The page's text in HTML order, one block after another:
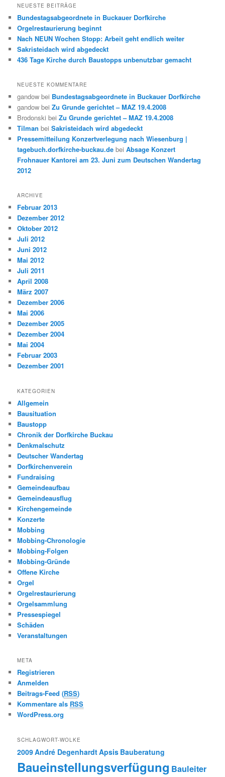
NEUESTE BEITRÄGE
Bundestagsabgeordnete in Buckauer Dorfkirche
Orgelrestaurierung beginnt
Nach NEUN Wochen Stopp: Arbeit geht endlich weiter
Sakristeidach wird abgedeckt
436 Tage Kirche durch Baustopps unbenutzbar gemacht
NEUESTE KOMMENTARE
gandow bei Bundestagsabgeordnete in Buckauer Dorfkirche
gandow beiZu Grunde gerichtet – MAZ 19.4.2008
Brodonski beiZu Grunde gerichtet – MAZ 19.4.2008
Tilman beiSakristeidach wird abgedeckt
Pressemitteilung Konzertverlegung nach Wiesenburg |
tagebuch.dorfkirche-buckau.de beiAbsage Konzert
Frohnauer Kantorei am 23. Juni zum Deutschen Wandertag
2012
ARCHIVE
Februar 2013
Dezember 2012
Oktober 2012
Juli 2012
Juni 2012
Mai 2012
Juli 2011
April 2008
März 2007
Dezember 2006
Mai 2006
Dezember 2005
Dezember 2004
Mai 2004
Februar 2003
Dezember 2001
KATEGORIEN
Allgemein
Bausituation
Baustopp
Chronik der Dorfkirche Buckau
Denkmalschutz
Deutscher Wandertag
Dorfkirchenverein
Fundraising
Gemeindeaufbau
Gemeindeausflug
Kirchengemeinde
Konzerte
Mobbing
Mobbing-Chronologie
Mobbing-Folgen
Mobbing-Gründe
Offene Kirche
Orgel
Orgelrestaurierung
Orgelsammlung
Pressespiegel
Schäden
Veranstaltungen
META
Registrieren
Anmelden
Beitrags-Feed (RSS)
Kommentare als RSS
WordPress.org
SCHLAGWORT-WOLKE
2009André DegenhardtApsis Bauberatung
Baueinstellungsverfügung Bauleiter